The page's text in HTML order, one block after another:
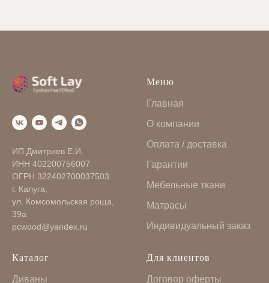
ИП Дмитриев Е.И.
ИНН 402200756007
ОГРН 322402700037503
г. Калуга,
ул. Комсомольская роща,
39а
pcwood@yandex.ru
Меню
Главная
О компании
Оплата / доставка
Гарантии
Мебельные ткани
Матрасы
Индивидуальный заказ
Каталог
Диваны
Для клиентов
Договор оферты